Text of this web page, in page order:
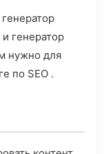
генератор
нужно для
по SEO .